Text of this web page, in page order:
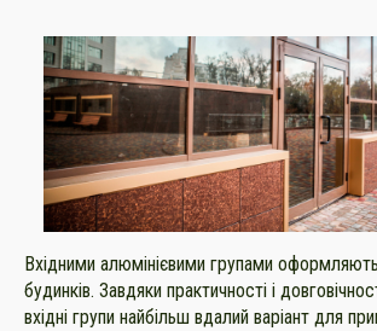
Вхідними алюмінієвими групами
будинків. Завдяки практичності і
вхідні групи найбільш вдалий варіант для